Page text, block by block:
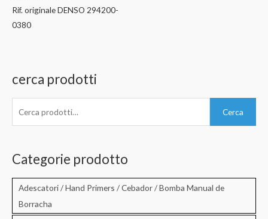
Rif. originale DENSO 294200-
0380
cerca prodotti
c
Cerca
Categorie prodotto
Adescatori / Hand Primers / Cebador / Bomba Manual de
Borracha